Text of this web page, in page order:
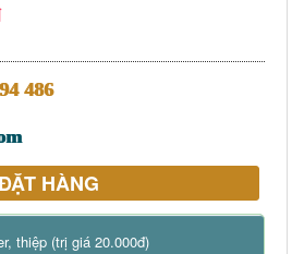
486
HÀNG
thiệp (trị giá 20.000đ)